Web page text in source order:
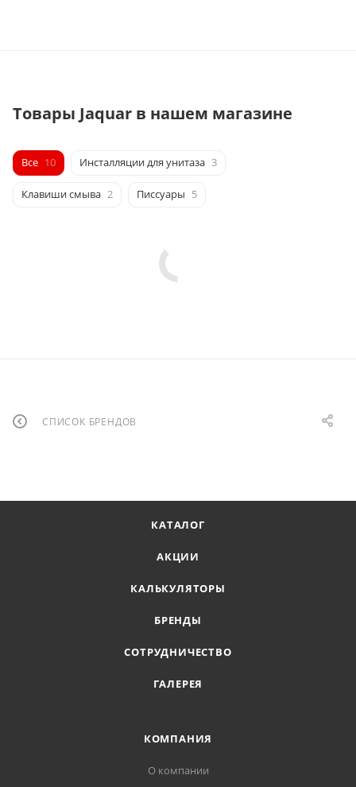
Товары Jaquar в нашем магазине
Все 10 Инсталляции для унитаза 3
Клавиши смыва 2 Писсуары 5
СПИСОК БРЕНДОВ
КАТАЛОГ
АКЦИИ
КАЛЬКУЛЯТОРЫ
БРЕНДЫ
СОТРУДНИЧЕСТВО
ГАЛЕРЕЯ
КОМПАНИЯ
О компании